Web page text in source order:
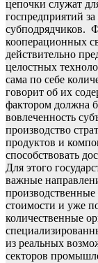
цепочки служат
госпредприятий
субподрядчиков.
кооперационных
действительно
целостных
сама по себе
говорит об их
фактором должна
вовлеченность
производство
продуктов и
способствовать
Для этого
важные
стоимости и уже
количественные
из реальных
секторов